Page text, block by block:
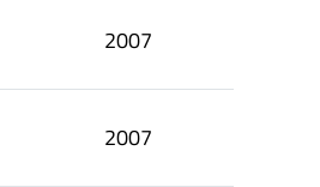
2007
2007